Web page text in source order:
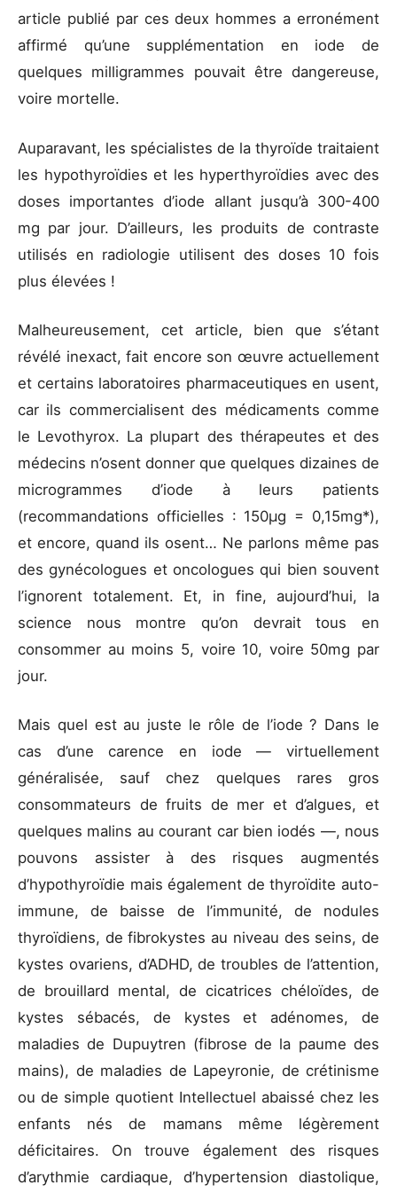
article publié par ces deux hommes a erronément
affirmé qu’une supplémentation en iode de
quelques milligrammes pouvait être dangereuse,
voire mortelle.
Auparavant, les spécialistes de la thyroïde traitaient
les hypothyroïdies et les hyperthyroïdies avec des
doses importantes d’iode allant jusqu’à 300-400
mg par jour. D’ailleurs, les produits de contraste
utilisés en radiologie utilisent des doses 10 fois
plus élevées !
Malheureusement, cet article, bien que s’étant
révélé inexact, fait encore son œuvre actuellement
et certains laboratoires pharmaceutiques en usent,
car ils commercialisent des médicaments comme
le Levothyrox. La plupart des thérapeutes et des
médecins n’osent donner que quelques dizaines de
microgrammes d’iode à leurs patients
(recommandations officielles : 150μg = 0,15mg*),
et encore, quand ils osent… Ne parlons même pas
des gynécologues et oncologues qui bien souvent
l’ignorent totalement. Et, in fine, aujourd’hui, la
science nous montre qu’on devrait tous en
consommer au moins 5, voire 10, voire 50mg par
jour.
Mais quel est au juste le rôle de l’iode ? Dans le
cas d’une carence en iode — virtuellement
généralisée, sauf chez quelques rares gros
consommateurs de fruits de mer et d’algues, et
quelques malins au courant car bien iodés —, nous
pouvons assister à des risques augmentés
d’hypothyroïdie mais également de thyroïdite auto-
immune, de baisse de l’immunité, de nodules
thyroïdiens, de fibrokystes au niveau des seins, de
kystes ovariens, d’ADHD, de troubles de l’attention,
de brouillard mental, de cicatrices chéloïdes, de
kystes sébacés, de kystes et adénomes, de
maladies de Dupuytren (fibrose de la paume des
mains), de maladies de Lapeyronie, de crétinisme
ou de simple quotient Intellectuel abaissé chez les
enfants nés de mamans même légèrement
déficitaires. On trouve également des risques
d’arythmie cardiaque, d’hypertension diastolique,